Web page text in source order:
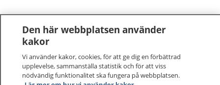
1177–tryggt om din hälsa och vård
Den här webbplatsen använder
kakor
Vi använder kakor, cookies, för att ge dig en förbättrad
upplevelse, sammanställa statistik och för att viss
nödvändig funktionalitet ska fungera på webbplatsen.